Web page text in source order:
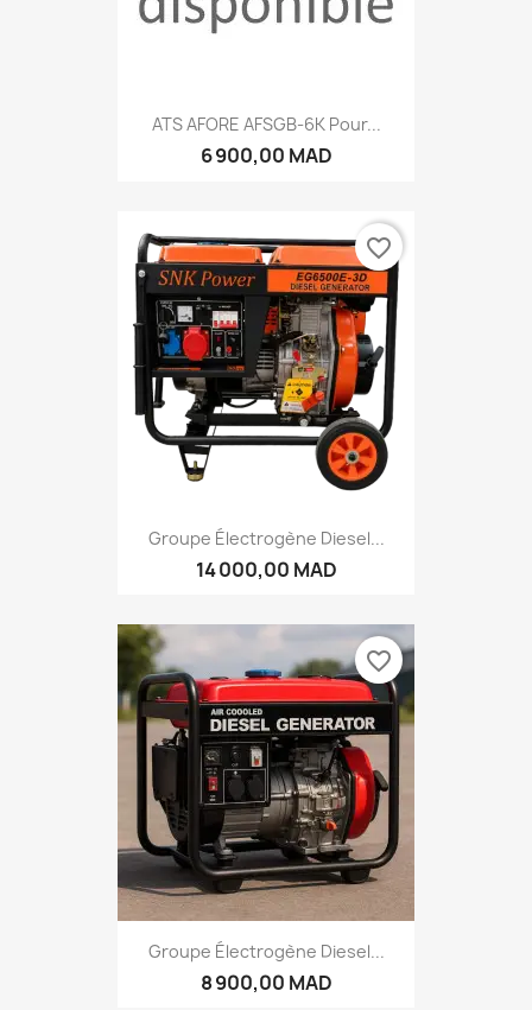
ATS AFORE AFSGB-6K Pour...
6 900,00 MAD
Groupe Électrogène Diesel...
14 000,00 MAD
favorite_border
Groupe Électrogène Diesel...
8 900,00 MAD
favorite_border